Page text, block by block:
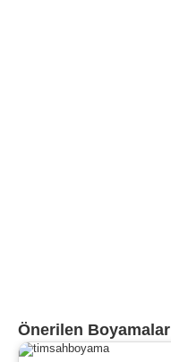
Önerilen Boyamalar